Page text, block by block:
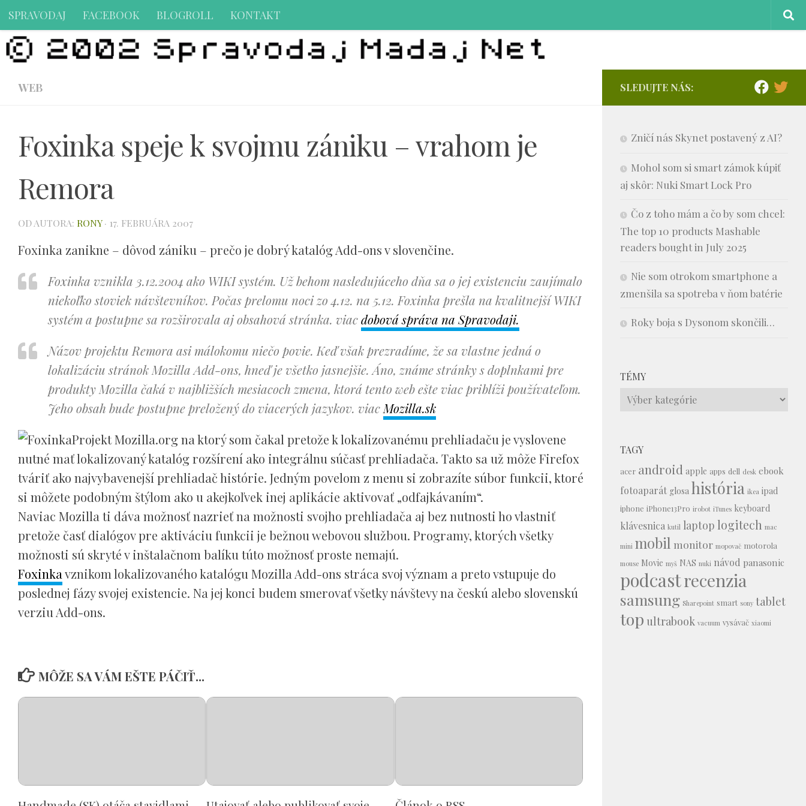
Preskočiť na obsah
SPRAVODAJ FACEBOOK BLOGROLL KONTAKT
WEB
Foxinka speje k svojmu zániku – vrahom je
Remora
OD AUTORA: RONY · 17. FEBRUÁRA 2007
Foxinka zanikne – dôvod zániku – prečo je dobrý katalóg Add-ons v slovenčine.
Foxinka vznikla 3.12.2004 ako WIKI systém. Už behom nasledujúceho dňa sa o jej existenciu zaujímalo
niekoľko stoviek návštevníkov. Počas prelomu noci zo 4.12. na 5.12. Foxinka prešla na kvalitnejší WIKI
systém a postupne sa rozširovala aj obsahová stránka. viacdobová správa na Spravodaji.
Názov projektu Remora asi málokomu niečo povie. Keď však prezradíme, že sa vlastne jedná o
lokalizáciu stránok Mozilla Add-ons, hneď je všetko jasnejšie. Áno, známe stránky s doplnkami pre
produkty Mozilla čaká v najbližších mesiacoch zmena, ktorá tento web ešte viac priblíži používateľom.
Jeho obsah bude postupne preložený do viacerých jazykov. viac Mozilla.sk
Projekt Mozilla.org na ktorý som čakal pretože k lokalizovanému prehliadaču je vyslovene
nutné mať lokalizovaný katalóg rozšírení ako integrálnu súčasť prehliadača. Takto sa už môže Firefox
tváriť ako najvybavenejší prehliadač histórie. Jedným povelom z menu si zobrazíte súbor funkcii, ktoré
si môžete podobným štýlom ako u akejkoľvek inej aplikácie aktivovať „odfajkávaním“.
Naviac Mozilla ti dáva možnosť nazrieť na možnosti svojho prehliadača aj bez nutnosti ho vlastniť
pretože časť dialógov pre aktiváciu funkcii je bežnou webovou službou. Programy, ktorých všetky
možnosti sú skryté v inštalačnom balíku túto možnosť proste nemajú.
Foxinka vznikom lokalizovaného katalógu Mozilla Add-ons stráca svoj význam a preto vstupuje do
poslednej fázy svojej existencie. Na jej konci budem smerovať všetky návštevy na českú alebo slovenskú
verziu Add-ons.
MÔŽE SA VÁM EŠTE PÁČIŤ...
SLEDUJTE NÁS:
Zničí nás Skynet postavený z AI?
Mohol som si smart zámok kúpiť
aj skôr: Nuki Smart Lock Pro
Čo z toho mám a čo by som chcel:
The top 10 products Mashable
readers bought in July 2025
Nie som otrokom smartphone a
zmenšila sa spotreba v ňom batérie
Roky boja s Dysonom skončili…
TÉMY
Témy
TAGY
acer android apple apps dell desk ebook
fotoaparát glosa história ikea ipad
iphone iPhone13Pro irobot iTunes keyboard
klávesnica kutil laptop logitech mac
mini mobil monitor mopovač motorola
mouse Movie myš NAS nuki návod panasonic
podcastrecenzia
samsung Sharepoint smart sony tablet
top ultrabook vacuum vysávač xiaomi